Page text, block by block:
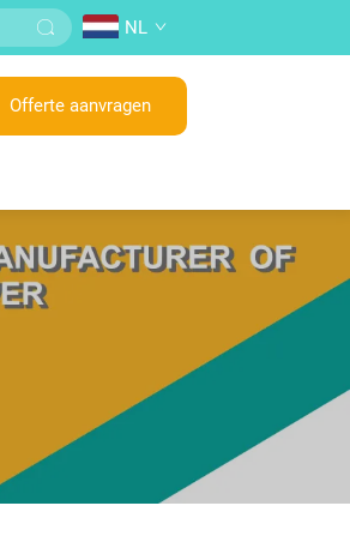
NL
Offerte aanvragen